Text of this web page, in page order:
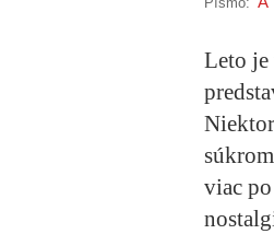
Leto je
viac